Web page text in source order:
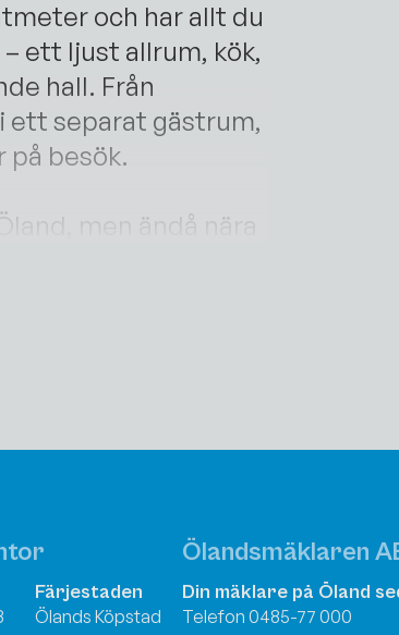
och har allt du
ett ljust allrum, kök,
hall. Från
ett separat gästrum,
på besök.
men ändå nära
Färjestaden
Ölands Köpstad
Ölandsmäklaren
Din mäklare på Öland
Telefon 0485-77 000